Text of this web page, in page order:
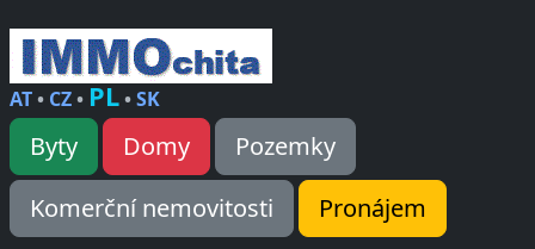
AT• CZ• PL•SK
Byty Domy
Pozemky
Komerční nemovitosti
Pronájem